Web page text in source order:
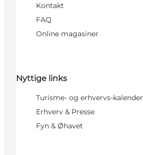
Kontakt
FAQ
Online magasiner
Nyttige links
Turisme- og erhvervs-kalender
Erhverv & Presse
Fyn & Øhavet